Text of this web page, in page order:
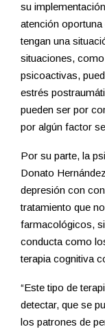
su
atención oportuna
tengan una
situaciones,
psicoactivas,
estrés
pueden ser por
por algún factor
Por su parte, la
Donato
depresión con
tratamiento que
farmacológicos,
conducta como
terapia cognitiva
“Este tipo de
detectar, que se
los patrones de